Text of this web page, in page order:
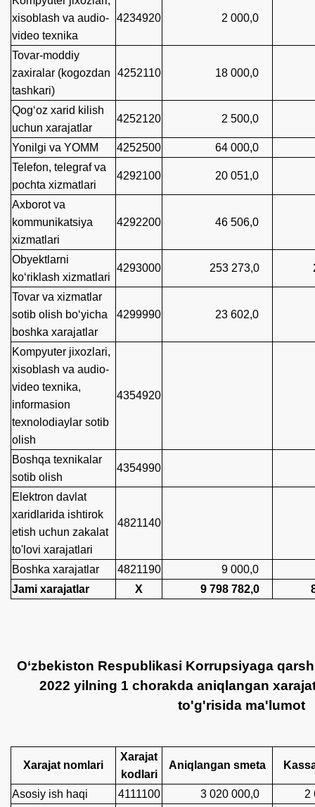
xisoblash va audio-
video texnika
4234920 2 000,0
Tovar-moddiy
zaxiralar (kogozdan
tashkari)
4252110 18 000,0
Qog‘oz xarid kilish
uchun xarajatlar
4252120 2 500,0
Yonilgi va YOMM 4252500 64 000,0
Telefon, telegraf va
pochta xizmatlari
4292100 20 051,0
Axborot va
kommunikatsiya
xizmatlari
4292200 46 506,0
Obyektlarni
ko‘riklash xizmatlari
4293000 253 273,0
Tovar va xizmatlar
sotib olish bo‘yicha
boshka xarajatlar
4299990 23 602,0
Kompyuter jixozlari,
xisoblash va audio-
video texnika,
informasion
texnolodiaylar sotib
olish
4354920
Boshqa texnikalar
sotib olish
4354990
Elektron davlat
xaridlarida ishtirok
etish uchun zakalat
to'lovi xarajatlari
4821140
Boshka xarajatlar 4821190 9 000,0
Jami xarajatlar
X 9 798 782,0 8
O‘zbekiston Respublikasi Korrupsiyaga
2022 yilning 1 chorakda aniqlangan
to'g'risida ma'lumot
Xarajat nomlari
Xarajat
kodlari
Aniqlangan smeta
Asosiy ish haqi 4111100 3 020 000,0
2